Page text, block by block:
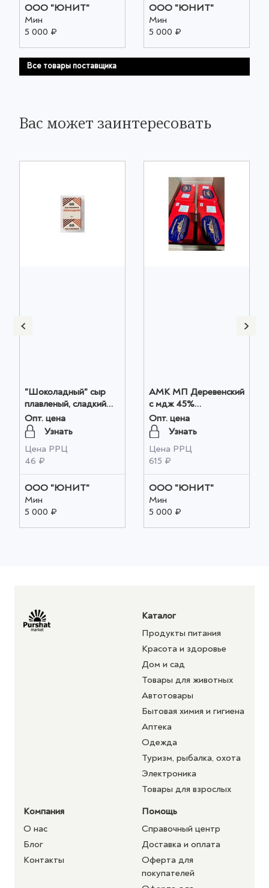
ООО "ЮНИТ"
Мин
5 000 ₽
ООО "ЮНИТ"
Мин
5 000 ₽
Все товары поставщика
Вас может заинтересовать
"Шоколадный" сыр
плавленый, сладкий
г.Тамбов 50 гр.1/24, шт
оптом
Опт. цена
Узнать
Цена РРЦ
46 ₽
ООО "ЮНИТ"
Мин
5 000 ₽
АМК МП Деревенский
с мдж 45%
(Татарстан), кг оптом
Опт. цена
Узнать
Цена РРЦ
615 ₽
ООО "ЮНИТ"
Мин
5 000 ₽
Каталог
Продукты питания
Красота и здоровье
Дом и сад
Товары для животных
Автотовары
Бытовая химия и гигиена
Аптека
Одежда
Туризм, рыбалка, охота
Электроника
Товары для взрослых
Компания
О нас
Блог
Контакты
Помощь
Справочный центр
Доставка и оплата
Оферта для
покупателей